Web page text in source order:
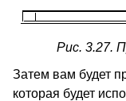
Рис. 3.27.
Затем вам будет
которая будет